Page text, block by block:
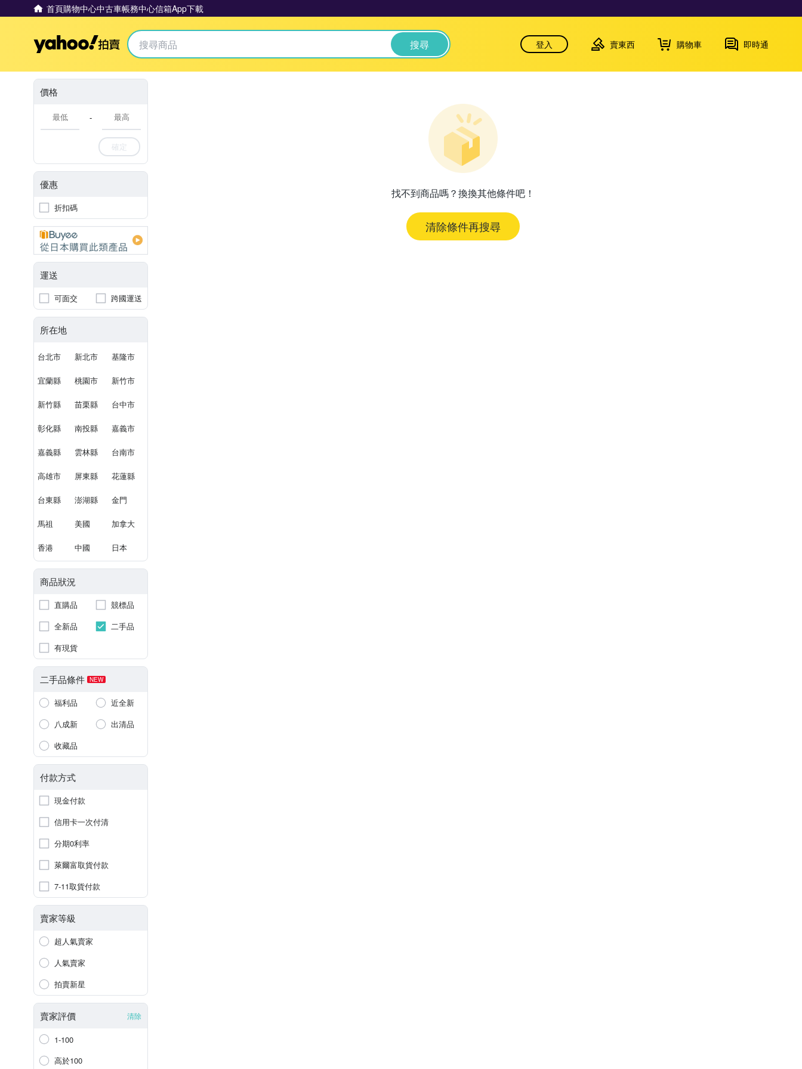
首頁購物中心中古車帳務中心信箱App下載
Yahoo拍賣 搜尋 登入 賣東西 購物車 即時通
價格
-
確定
優惠
折扣碼
運送
可面交 跨國運送
所在地
台北市 新北市 基隆市
宜蘭縣 桃園市 新竹市
新竹縣 苗栗縣 台中市
彰化縣 南投縣 嘉義市
嘉義縣 雲林縣 台南市
高雄市 屏東縣 花蓮縣
台東縣 澎湖縣 金門
馬祖 美國 加拿大
香港 中國 日本
商品狀況
直購品
競標品
全新品
二手品
有現貨
二手品條件 NEW
福利品
近全新
八成新
出清品
收藏品
付款方式
現金付款
信用卡一次付清
分期0利率
萊爾富取貨付款
7-11取貨付款
賣家等級
超人氣賣家
人氣賣家
拍賣新星
賣家評價 清除
1-100
高於100
找不到商品嗎？換換其他條件吧！
清除條件再搜尋